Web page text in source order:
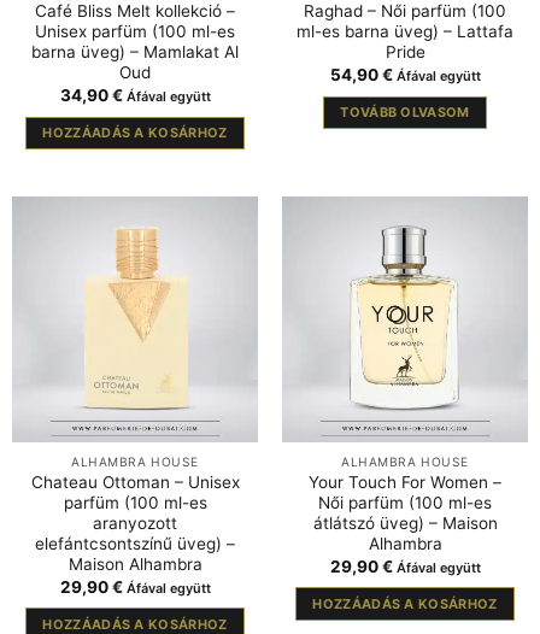
Café Bliss Melt kollekció –
Unisex parfüm (100 ml-es
barna üveg) – Mamlakat Al
Oud
34,90€ Áfával együtt
HOZZÁADÁS A KOSÁRHOZ
Raghad – Női parfüm (100
ml-es barna üveg) – Lattafa
Pride
54,90€ Áfával együtt
TOVÁBB OLVASOM
ALHAMBRA HOUSE
Chateau Ottoman – Unisex
parfüm (100 ml-es
aranyozott
elefántcsontszínű üveg) –
Maison Alhambra
29,90€ Áfával együtt
HOZZÁADÁS A KOSÁRHOZ
ALHAMBRA HOUSE
Your Touch For Women –
Női parfüm (100 ml-es
átlátszó üveg) – Maison
Alhambra
29,90€ Áfával együtt
HOZZÁADÁS A KOSÁRHOZ